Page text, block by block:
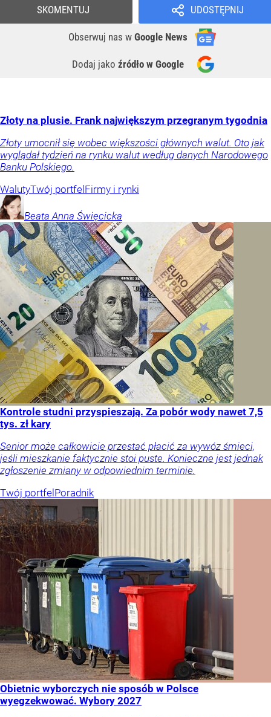
UDOSTĘPNIJ
Obserwuj nas w Google News
Dodaj jako źródło w Google
SKOMENTUJ
Złoty na plusie. Frank największym przegranym tygodnia
Złoty umocnił się wobec większości głównych walut. Oto jak
wyglądał tydzień na rynku walut według danych Narodowego
Banku Polskiego.
WalutyTwój portfel Firmy i rynki
Beata Anna Święcicka
Kontrole studni przyspieszają. Za pobór wody nawet 7,5
tys. zł kary
Senior może całkowicie przestać płacić za wywóz śmieci,
jeśli mieszkanie faktycznie stoi puste. Konieczne jest jednak
zgłoszenie zmiany w odpowiednim terminie.
Twój portfel Poradnik
Obietnic wyborczych nie sposób w Polsce
wyegzekwować. Wybory 2027